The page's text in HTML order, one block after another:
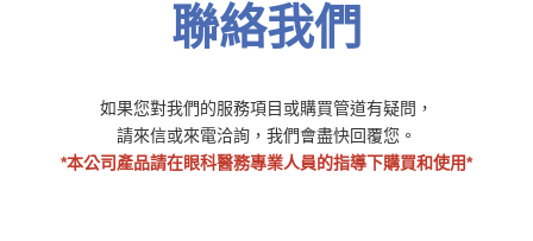
優克角膜塑型
角膜塑型專用藥水
鏡片查詢
聯絡我們
如果您對我們的服務項目或購買管道有疑問，
請來信或來電洽詢，我們會盡快回覆您。
*本公司產品請在眼科醫務專業人員的指導下購買和使用*